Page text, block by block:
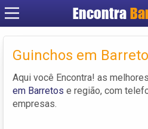
Encontra
Criar
Guinchos em
Aqui você Encontra! as
em Barretos e região, com
empresas.